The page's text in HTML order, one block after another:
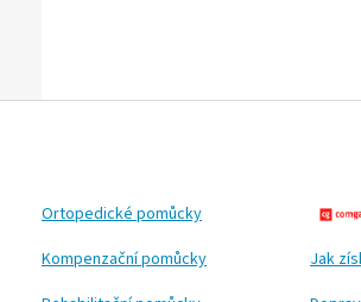
Ortopedické pomůcky
Kompenzační pomůcky
Jak